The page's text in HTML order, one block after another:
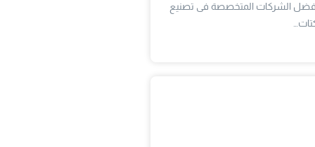
الشركات المتخصصة فى تصنيع